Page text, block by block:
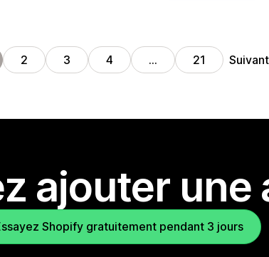
2 3 4 … 21 Suivant
ajouter une
Shopify gratuitement pendant 3 jours